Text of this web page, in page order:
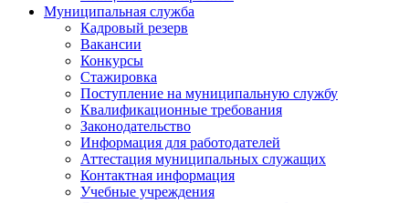
Муниципальная служба
Кадровый резерв
Вакансии
Конкурсы
Стажировка
Поступление на муниципальную службу
Квалификационные требования
Законодательство
Информация для работодателей
Аттестация муниципальных служащих
Контактная информация
Учебные учреждения